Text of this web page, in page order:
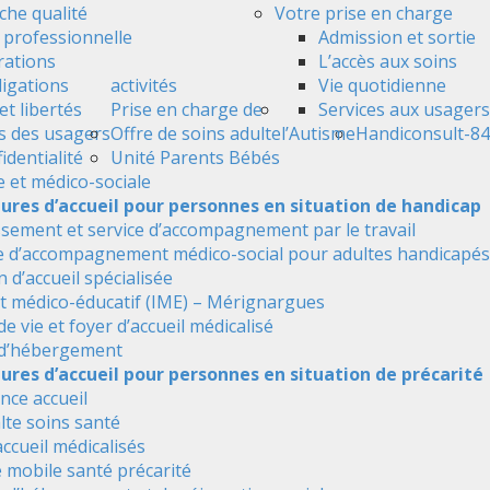
qualité
professionnelle
Votre prise en charge
Admission et sortie
L’accès aux soins
Vie quotidienne
Services aux usagers
libertés
des usagers
activités
Offre de soins adulte
Handiconsult-84
et médico-sociale
d’accueil pour personnes en situation de handicap
et service d’accompagnement par le travail
d’accompagnement médico-social pour adultes handicapés
d’accueil spécialisée
médico-éducatif (IME) – Mérignargues
vie et foyer d’accueil médicalisé
d’accueil pour personnes en situation de précarité
accueil
soins santé
médicalisés
mobile santé précarité
Prise en charge de
l’Autisme
Unité Parents Bébés